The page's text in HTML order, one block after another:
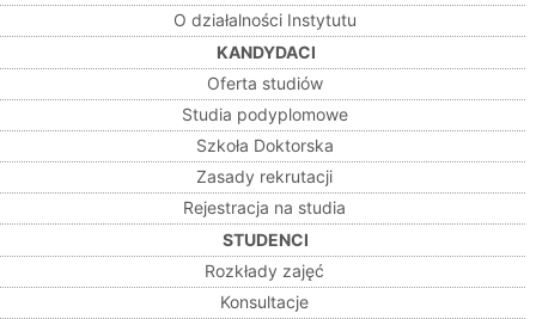
O działalności Instytutu
KANDYDACI
Oferta studiów
Studia podyplomowe
Szkoła Doktorska
Zasady rekrutacji
Rejestracja na studia
STUDENCI
Rozkłady zajęć
Konsultacje